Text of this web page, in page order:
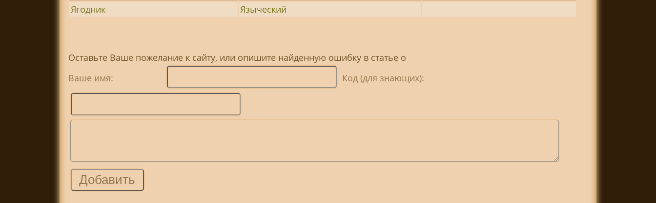
Ягодник
Языческий
Оставьте Ваше пожелание к сайту, или опишите найденную ошибку в статье о
Ваше имя:
Код (для знающих):